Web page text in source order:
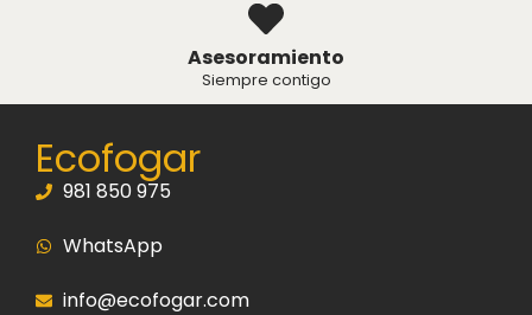
Asesoramiento
Siempre contigo
Ecofogar
981 850 975
WhatsApp
info@ecofogar.com